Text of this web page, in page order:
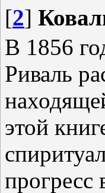
[2]
В 1856
Риваль
этой
прогресс